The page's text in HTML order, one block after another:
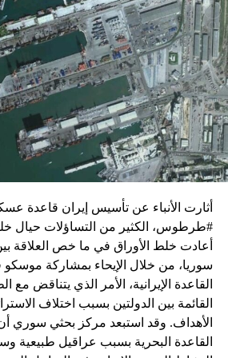
زيارة تأتي في إطار الجهود الدبلوماسية
واشنطن للدفع بالمفاوضات والتوصل إلى
النار في غزة.
ويبدو أن نتنياهو استبق زيارة بلينكن
الضغوط يجب أن تتوجه إلى حماس،
كما وقال بيان من مكتب نتنياهو إنه مصر
الإسرائيلية في محور فيلادلفيا “لمنع
التسلح”.
وفي هذا السياق، قال الكاتب والباحث
جمال زقوت في حديث لـ”سكاي نيوز
حماس ليست عقبة في
القبيل تجني على الموقف
المعضلة الأساسية هي أن
الإسرائيلي والمنطقة للخطر.
أثارت الأنباء عن تأسيس إيران قاعدة
#طرطوس، الكثير من التساؤلات حيال
أعادت خلط الأوراق في ما خص العلاقة
سوريا، من خلال الإيحاء بمشاركة
القاعدة الإيرانية، الأمر الذي يتناقض مع
القائمة بين الدولتين بسبب اختلاف
الأهداف. وقد استبعد مركز بحثي سوري
القاعدة البحرية بسبب عراقيل طبيعية